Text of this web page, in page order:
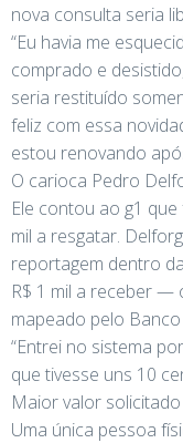
nova consulta seria
“Eu havia me
comprado e
seria restituído
feliz com essa
estou renovando
O carioca Pedro
Ele contou ao g1
mil a resgatar.
reportagem dentro
R$ 1 mil a receber —
mapeado pelo Banco
“Entrei no sistema
que tivesse uns 10
Maior valor solicitado
Uma única pessoa